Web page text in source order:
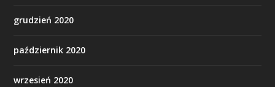
grudzień 2020
październik 2020
wrzesień 2020